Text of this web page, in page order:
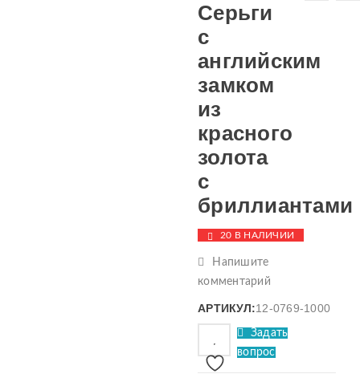
Серьги
с
английским
замком
из
красного
золота
с
бриллиантами
20 В НАЛИЧИИ
Напишите
комментарий
АРТИКУЛ:12-0769-1000
Задать
вопрос